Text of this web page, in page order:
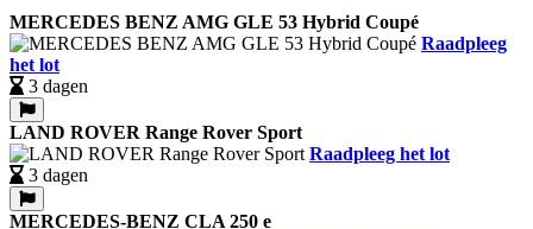
MERCEDES BENZ AMG GLE 53 Hybrid Coupé
Raadpleeg
het lot
3 dagen
LAND ROVER Range Rover Sport
Raadpleeg het lot
3 dagen
MERCEDES-BENZ CLA 250 e